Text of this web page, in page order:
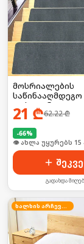
მოსრიალების
საწინააღმდეგო
დასაფენი
21 ₾62.22₾
-66%
🛒 ბოლო 24სთ-ში
გადახდა